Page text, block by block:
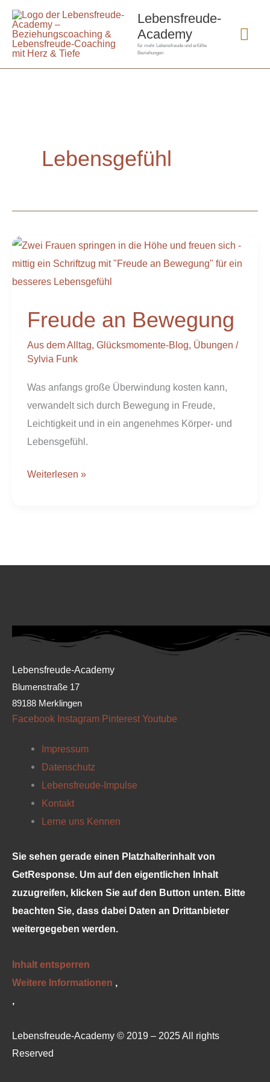
Zum
Inhalt
springen
Lebensfreude-
Academy
für mehr Lebensfreude und erfüllte
Beziehungen
Lebensgefühl
Freude an Bewegung
Aus dem Alltag, Glücksmomente-Blog, Übungen /
Sylvia Funk
Was anfangs große Überwindung kosten kann,
verwandelt sich durch Bewegung in Freude,
Leichtigkeit und in ein angenehmes Körper- und
Lebensgefühl.
Freude
an
Bewegung
Weiterlesen »
Lebensfreude-Academy
Blumenstraße 17
89188 Merklingen
Facebook Instagram Pinterest Youtube
Impressum
Datenschutz
Lebensfreude-Impulse
Kontakt
Lerne uns Kennen
Sie sehen gerade einen Platzhalterinhalt von
GetResponse. Um auf den eigentlichen Inhalt
zuzugreifen, klicken Sie auf den Button unten. Bitte
beachten Sie, dass dabei Daten an Drittanbieter
weitergegeben werden.
Inhalt entsperren
Weitere Informationen ‚
‚
Lebensfreude-Academy © 2019 – 2025 All rights
Reserved